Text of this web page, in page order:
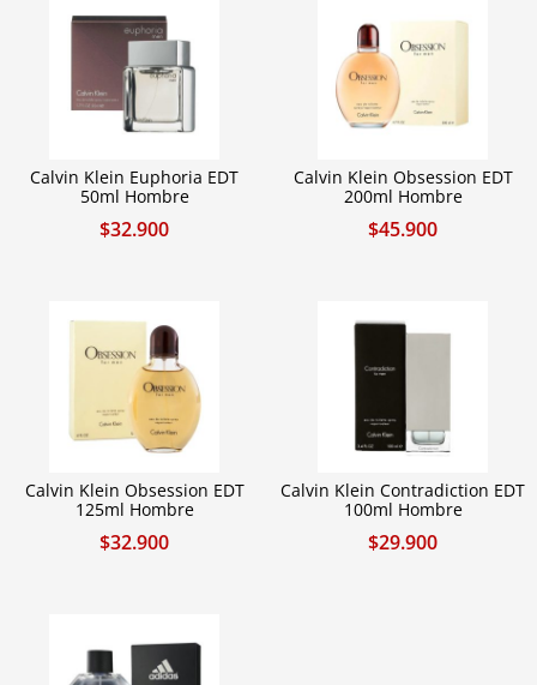
Calvin Klein Euphoria EDT
50ml Hombre
$32.900
Calvin Klein Obsession EDT
200ml Hombre
$45.900
Calvin Klein Obsession EDT
125ml Hombre
$32.900
Calvin Klein Contradiction EDT
100ml Hombre
$29.900